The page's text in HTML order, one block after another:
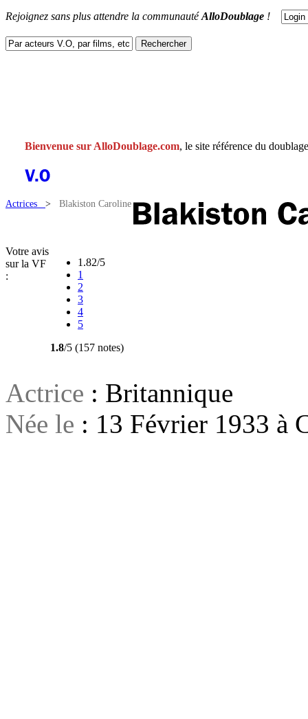
Rejoignez sans plus attendre la communautéAlloDoublage !
Bienvenue sur AlloDoublage.com, le site référence du
Actrices > Blakiston Caroline
Votre avis
sur la VF
:
1.82/5
1
2
3
4
5
1.8/5 (157 notes)
Actrice : Britannique
Née le : 13 Février 1933 à